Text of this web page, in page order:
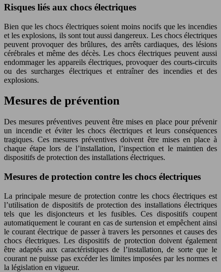
Risques liés aux chocs électriques
Bien que les chocs électriques soient moins nocifs que les incendies
et les explosions, ils sont tout aussi dangereux. Les chocs électriques
peuvent provoquer des brûlures, des arrêts cardiaques, des lésions
cérébrales et même des décès. Les chocs électriques peuvent aussi
endommager les appareils électriques, provoquer des courts-circuits
ou des surcharges électriques et entraîner des incendies et des
explosions.
Mesures de prévention
Des mesures préventives peuvent être mises en place pour prévenir
un incendie et éviter les chocs électriques et leurs conséquences
tragiques. Ces mesures préventives doivent être mises en place à
chaque étape lors de l’installation, l’inspection et le maintien des
dispositifs de protection des installations électriques.
Mesures de protection contre les chocs électriques
La principale mesure de protection contre les chocs électriques est
l’utilisation de dispositifs de protection des installations électriques
tels que les disjoncteurs et les fusibles. Ces dispositifs coupent
automatiquement le courant en cas de surtension et empêchent ainsi
le courant électrique de passer à travers les personnes et causes des
chocs électriques. Les dispositifs de protection doivent également
être adaptés aux caractéristiques de l’installation, de sorte que le
courant ne puisse pas excéder les limites imposées par les normes et
la législation en vigueur.